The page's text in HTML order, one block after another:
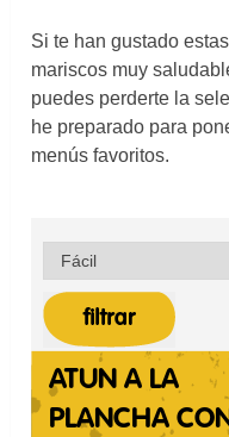
Si te han gustado
mariscos muy
puedes perderte la
he preparado para
menús favoritos.
ATUN A LA
PLANCHA